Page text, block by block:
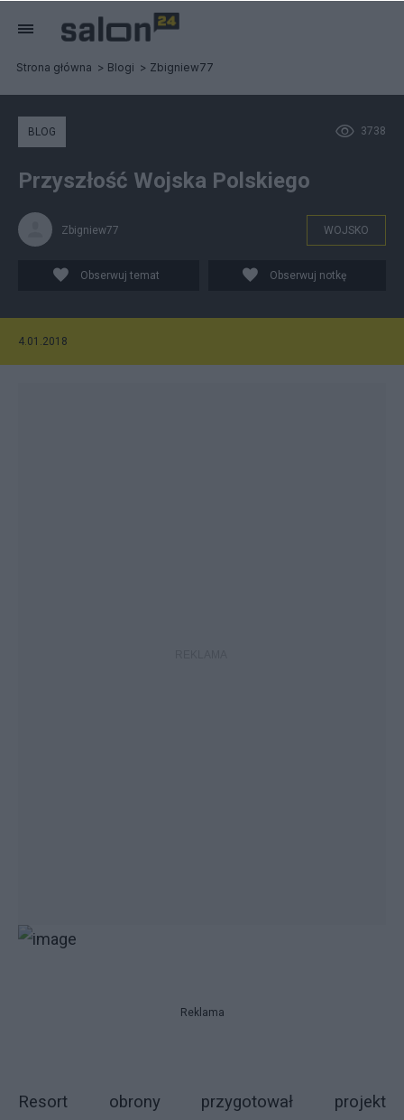
Strona główna Blogi Zbigniew77
3738
BLOG
Przyszłość Wojska Polskiego
Zbigniew77 WOJSKO
Obserwuj temat Obserwuj notkę
4.01.2018
Reklama
Resort obrony przygotował projekt